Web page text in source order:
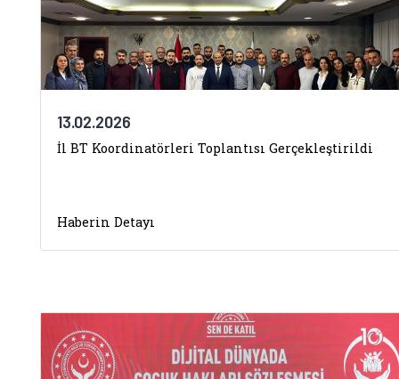
13.02.2026
İl BT Koordinatörleri Toplantısı Gerçekleştirildi
Haberin Detayı